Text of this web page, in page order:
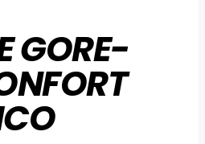
GORE-